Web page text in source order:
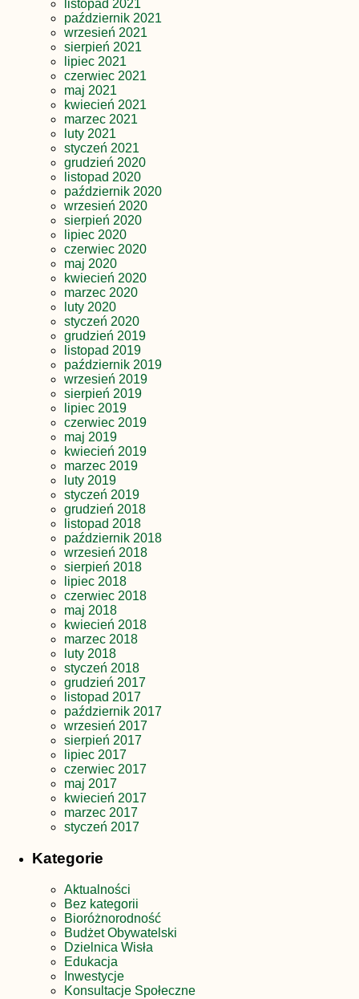
listopad 2021
październik 2021
wrzesień 2021
sierpień 2021
lipiec 2021
czerwiec 2021
maj 2021
kwiecień 2021
marzec 2021
luty 2021
styczeń 2021
grudzień 2020
listopad 2020
październik 2020
wrzesień 2020
sierpień 2020
lipiec 2020
czerwiec 2020
maj 2020
kwiecień 2020
marzec 2020
luty 2020
styczeń 2020
grudzień 2019
listopad 2019
październik 2019
wrzesień 2019
sierpień 2019
lipiec 2019
czerwiec 2019
maj 2019
kwiecień 2019
marzec 2019
luty 2019
styczeń 2019
grudzień 2018
listopad 2018
październik 2018
wrzesień 2018
sierpień 2018
lipiec 2018
czerwiec 2018
maj 2018
kwiecień 2018
marzec 2018
luty 2018
styczeń 2018
grudzień 2017
listopad 2017
październik 2017
wrzesień 2017
sierpień 2017
lipiec 2017
czerwiec 2017
maj 2017
kwiecień 2017
marzec 2017
styczeń 2017
Kategorie
Aktualności
Bez kategorii
Bioróżnorodność
Budżet Obywatelski
Dzielnica Wisła
Edukacja
Inwestycje
Konsultacje Społeczne